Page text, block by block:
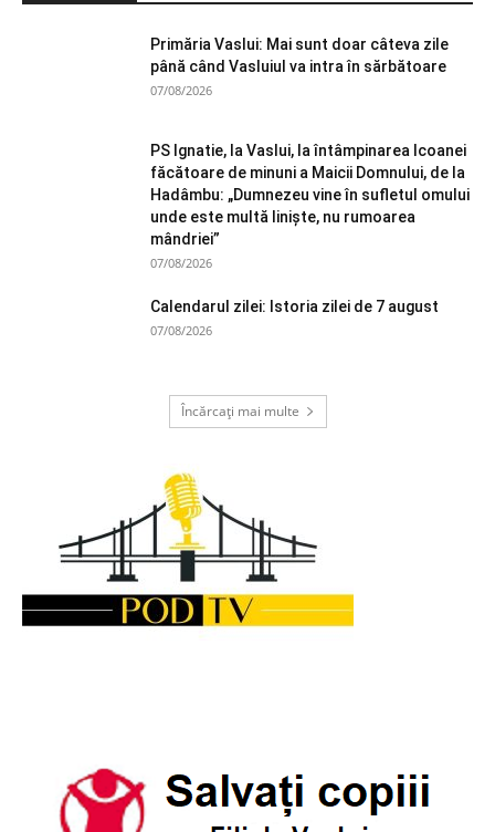
Primăria Vaslui: Mai sunt doar câteva zile
până când Vasluiul va intra în sărbătoare
07/08/2026
PS Ignatie, la Vaslui, la întâmpinarea Icoanei
făcătoare de minuni a Maicii Domnului, de la
Hadâmbu: „Dumnezeu vine în sufletul omului
unde este multă liniște, nu rumoarea
mândriei”
07/08/2026
Calendarul zilei: Istoria zilei de 7 august
07/08/2026
Încărcați mai multe